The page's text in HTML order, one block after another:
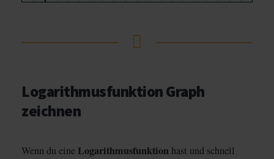
Logarithmusfunktion Graph
zeichnen
Wenn du eine Logarithmusfunktion hast und schnell